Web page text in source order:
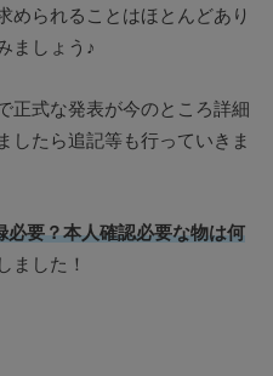
められることはほとんどあり
ましょう♪
正式な発表が今のところ詳細
したら追記等も行っていきま
要？本人確認必要な物は何
ました！